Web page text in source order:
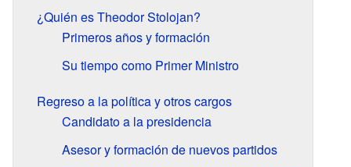
¿Quién es Theodor Stolojan?
Primeros años y formación
Su tiempo como Primer Ministro
Regreso a la política y otros cargos
Candidato a la presidencia
Asesor y formación de nuevos partidos